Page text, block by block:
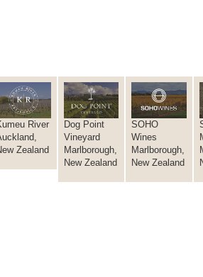
River
Zealand
Dog Point
Vineyard
Marlborough,
New Zealand
SOHO
Wines
Marlborough,
New Zealand